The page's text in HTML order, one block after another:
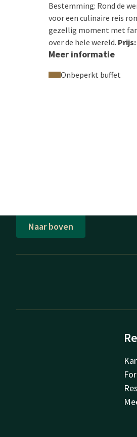
Bestemming: Rond de
voor een culinaire reis
gezellig moment met
over de hele wereld. Prijs:
voor kinderen onder de 3
Meer informatie
Onbeperkt buffet
Naar boven